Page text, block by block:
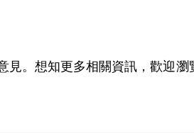
見。想知更多相關資訊，歡迎